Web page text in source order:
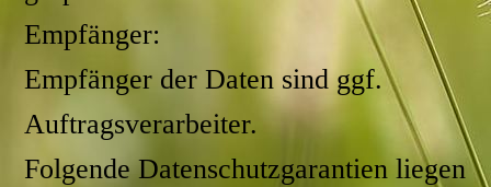
Empfänger:
Empfänger der Daten sind ggf.
Auftragsverarbeiter.
Folgende Datenschutzgarantien liegen